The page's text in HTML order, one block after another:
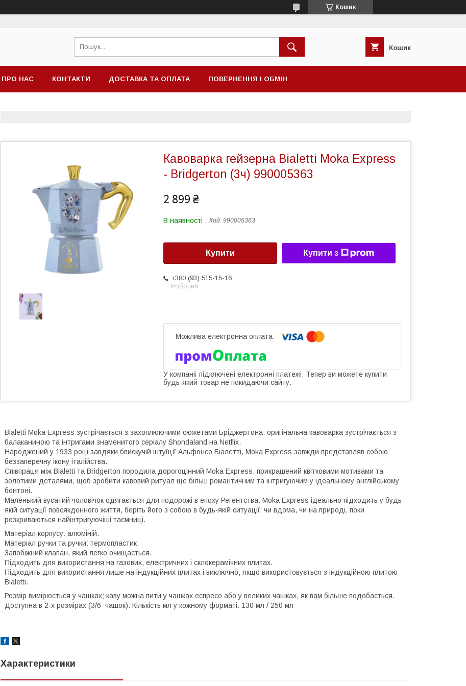
Кошик
Кошик
ПРО НАС КОНТАКТИ ДОСТАВКА ТА ОПЛАТА ПОВЕРНЕННЯ І ОБМІН
Кавоварка гейзерна Bialetti Moka Express
- Bridgerton (3ч) 990005363
2 899 ₴
В наявності Код: 990005363
Купити Купити з
+380 (93) 515-15-16
Робочий
У компанії підключені електронні платежі. Тепер ви можете купити
будь-який товар не покидаючи сайту.
Bialetti Moka Express зустрічається з захоплюючими сюжетами Бріджертона: оригінальна кавоварка зустрічається з
балаканиною та інтригами знаменитого серіалу Shondaland на Netflix.
Народжений у 1933 році завдяки блискучій інтуїції Альфонсо Біалетті, Moka Express завжди представляв собою
беззаперечну ікону італійства.
Співпраця між Bialetti та Bridgerton породила дорогоцінний Moka Express, прикрашений квітковими мотивами та
золотими деталями, щоб зробити кавовий ритуал ще більш романтичним та інтригуючим у ідеальному англійському
бонтоні.
Маленький вусатий чоловічок одягається для подорожі в епоху Регентства. Moka Express ідеально підходить у будь-
якій ситуації повсякденного життя, беріть його з собою в будь-якій ситуації: чи вдома, чи на природі, поки
розкриваються найінтригуючіші таємниці.
Матеріал корпусу: алюміній.
Матеріал ручки та ручки: термопластик.
Запобіжний клапан, який легко очищається.
Підходить для використання на газових, електричних і склокерамічних плитах.
Підходить для використання лише на індукційних плитах і виключно, якщо використовується з індукційною плитою
Bialetti.
Розмір вимірюється у чашках; каву можна пити у чашках еспресо або у великих чашках, як вам більше подобається.
Доступна в 2-х розмірах (3/6 чашок). Кількість мл у кожному форматі: 130 мл / 250 мл
Характеристики